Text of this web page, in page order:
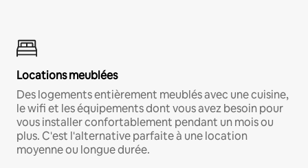
Locations meublées
Des logements entièrement meublés avec une cuisine,
le wifi et les équipements dont vous avez besoin pour
vous installer confortablement pendant un mois ou
plus. C'est l'alternative parfaite à une location
moyenne ou longue durée.